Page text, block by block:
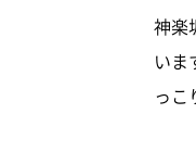
神楽
いま
っ